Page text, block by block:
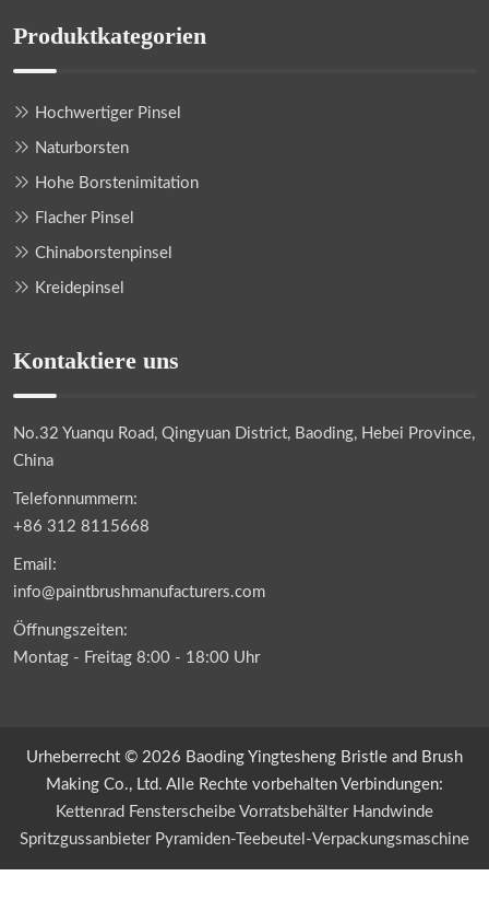
Produktkategorien
Hochwertiger Pinsel
Naturborsten
Hohe Borstenimitation
Flacher Pinsel
Chinaborstenpinsel
Kreidepinsel
Kontaktiere uns
No.32 Yuanqu Road, Qingyuan District, Baoding, Hebei Province,
China
Telefonnummern:
+86 312 8115668
Email:
info@paintbrushmanufacturers.com
Öffnungszeiten:
Montag - Freitag 8:00 - 18:00 Uhr
Urheberrecht © 2026 Baoding Yingtesheng Bristle and Brush
Making Co., Ltd. Alle Rechte vorbehalten Verbindungen:
Kettenrad Fensterscheibe Vorratsbehälter Handwinde
Spritzgussanbieter Pyramiden-Teebeutel-Verpackungsmaschine